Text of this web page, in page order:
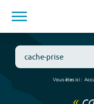
Vous êtes ici :